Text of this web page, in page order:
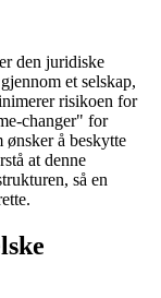
den juridiske
et selskap,
risikoen for
changer" for
ønsker å beskytte
at denne
så en